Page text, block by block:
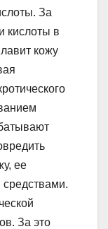
За
кислоты в
кожу
ее
За это